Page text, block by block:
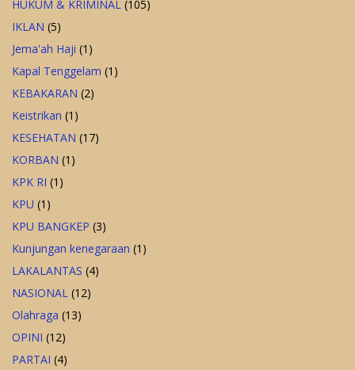
HUKUM & KRIMINAL (105)
IKLAN (5)
Jema'ah Haji (1)
Kapal Tenggelam (1)
KEBAKARAN (2)
Keistrikan (1)
KESEHATAN (17)
KORBAN (1)
KPK RI (1)
KPU (1)
KPU BANGKEP (3)
Kunjungan kenegaraan (1)
LAKALANTAS (4)
NASIONAL (12)
Olahraga (13)
OPINI (12)
PARTAI (4)